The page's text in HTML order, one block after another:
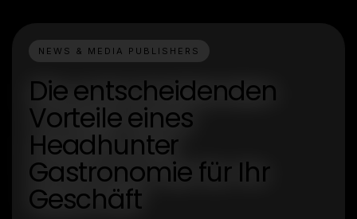
NEWS & MEDIA PUBLISHERS
Die entscheidenden
Vorteile eines
Headhunter
Gastronomie für Ihr
Geschäft